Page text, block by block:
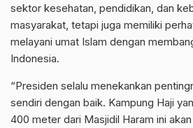
sektor kesehatan, pendidikan, dan
masyarakat, tetapi juga memiliki
melayani umat Islam dengan
Indonesia.
“Presiden selalu menekankan
sendiri dengan baik. Kampung Haji
400 meter dari Masjidil Haram ini